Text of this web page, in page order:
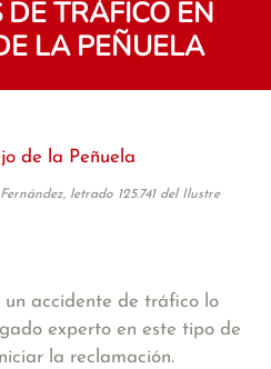
TRÁFICO EN
LA PEÑUELA
de la Peñuela
letrado 125.741 del Ilustre
un accidente de tráfico lo
experto en este tipo de
la reclamación.